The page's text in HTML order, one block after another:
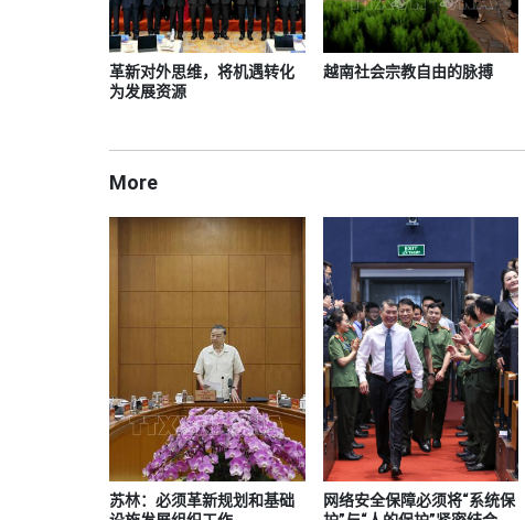
革新对外思维，将机遇转化
为发展资源
越南社会宗教自由的脉搏
More
苏林：必须革新规划和基础
网络安全保障必须将“系统保